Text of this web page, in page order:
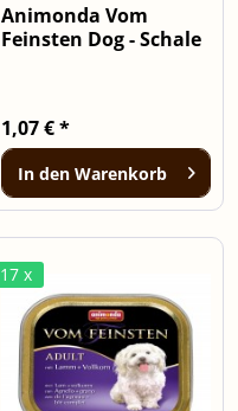
Animonda Vom
Feinsten Dog - Schale
1,07 € *
In den Warenkorb
17 x